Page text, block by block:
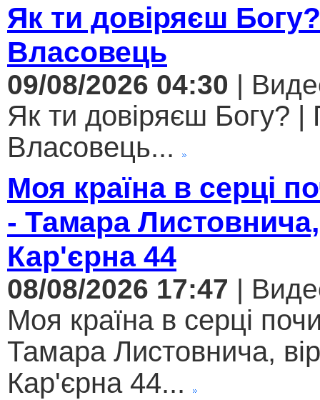
Як ти довіряєш
Власовець
09/08/2026 04:30 |
Як ти довіряєш Богу? |
Власовець...
Моя країна в серці
- Тамара
Кар'єрна 44
08/08/2026 17:47 |
Моя країна в серці
Тамара Листовнича,
Кар'єрна 44...